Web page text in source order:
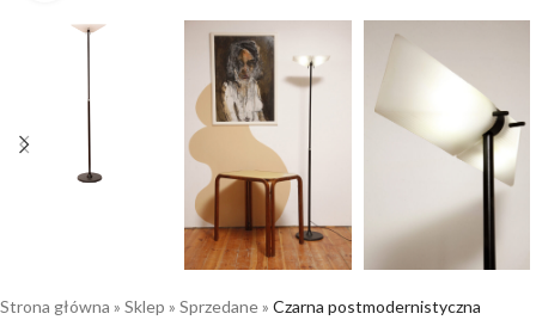
Strona główna » Sklep » Sprzedane» Czarna postmodernistyczna